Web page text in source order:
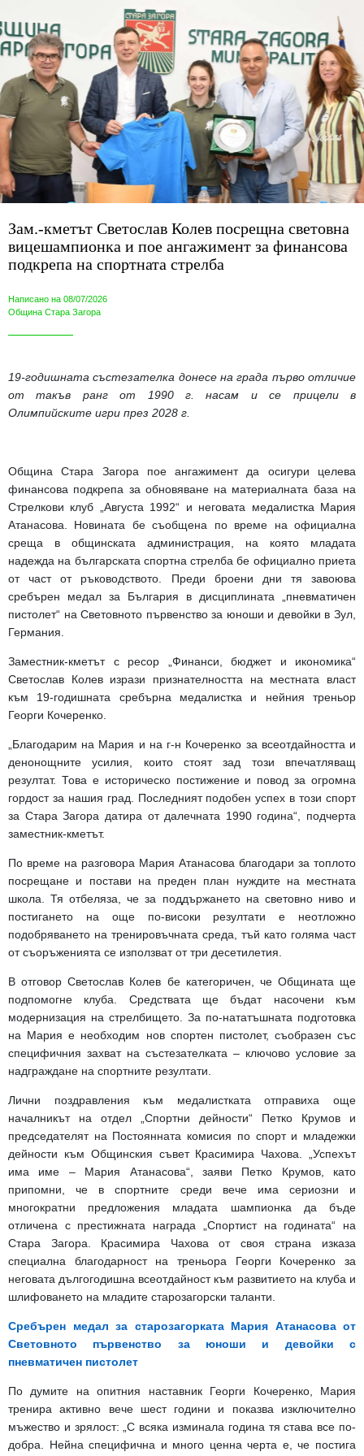
Зам.-кметът Светослав Колев посрещна световна
вицешампионка и пое ангажимент за финансова
подкрепа на спортната стрелба
Написано на 08/07/2026
Община Стара Загора
19-годишната състезателка донесе на града първо отличие
от такъв ранг от 1990 г. насам и се прицели в
Олимпийските игри през 2028 г.
Община Стара Загора пое ангажимент да осигури целева
финансова подкрепа за обновяване на материалната база на
Стрелкови клуб „Августа 1992“ и неговата медалистка Мария
Атанасова. Новината бе съобщена по време на официална
среща в общинската администрация, на която младата
надежда на българската спортна стрелба бе официално приета
от част от ръководството. Преди броени дни тя завоюва
сребърен медал за България в дисциплината „пневматичен
пистолет“ на Световното първенство за юноши и девойки в Зул,
Германия.
Заместник-кметът с ресор „Финанси, бюджет и икономика“
Светослав Колев изрази признателността на местната власт
към 19-годишната сребърна медалистка и нейния треньор
Георги Кочеренко.
„Благодарим на Мария и на г-н Кочеренко за всеотдайността и
денонощните усилия, които стоят зад този впечатляващ
резултат. Това е историческо постижение и повод за огромна
гордост за нашия град. Последният подобен успех в този спорт
за Стара Загора датира от далечната 1990 година“, подчерта
заместник-кметът.
По време на разговора Мария Атанасова благодари за топлото
посрещане и постави на преден план нуждите на местната
школа. Тя отбеляза, че за поддържането на световно ниво и
постигането на още по-високи резултати е неотложно
подобряването на тренировъчната среда, тъй като голяма част
от съоръженията се използват от три десетилетия.
В отговор Светослав Колев бе категоричен, че Общината ще
подпомогне клуба. Средствата ще бъдат насочени към
модернизация на стрелбището. За по-нататъшната подготовка
на Мария е необходим нов спортен пистолет, съобразен със
специфичния захват на състезателката – ключово условие за
надграждане на спортните резултати.
Лични поздравления към медалистката отправиха още
началникът на отдел „Спортни дейности“ Петко Крумов и
председателят на Постоянната комисия по спорт и младежки
дейности към Общинския съвет Красимира Чахова. „Успехът
има име – Мария Атанасова“, заяви Петко Крумов, като
припомни, че в спортните среди вече има сериозни и
многократни предложения младата шампионка да бъде
отличена с престижната награда „Спортист на годината“ на
Стара Загора. Красимира Чахова от своя страна изказа
специална благодарност на треньора Георги Кочеренко за
неговата дългогодишна всеотдайност към развитието на клуба и
шлифоването на младите старозагорски таланти.
Сребърен медал за старозагорката Мария Атанасова от
Световното първенство за юноши и девойки с
пневматичен пистолет
По думите на опитния наставник Георги Кочеренко, Мария
тренира активно вече шест години и показва изключително
мъжество и зрялост: „С всяка изминала година тя става все по-
добра. Нейна специфична и много ценна черта е, че постига